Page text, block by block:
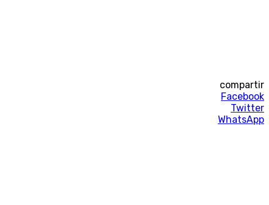
compartir
Facebook
Twitter
WhatsApp